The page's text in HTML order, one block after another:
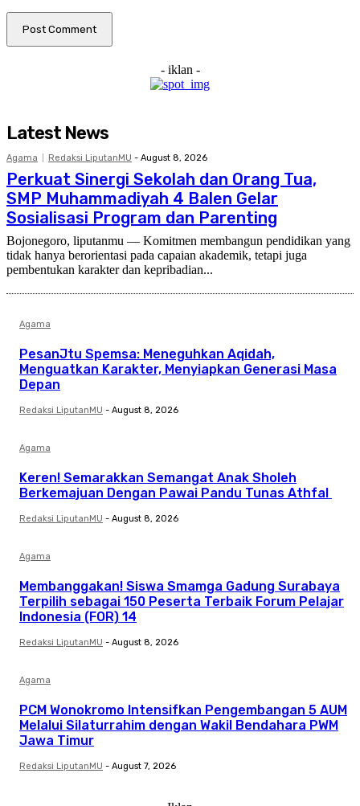
- iklan -
Latest News
Agama Redaksi LiputanMU - August 8, 2026
Perkuat Sinergi Sekolah dan Orang Tua,
SMP Muhammadiyah 4 Balen Gelar
Sosialisasi Program dan Parenting
Bojonegoro, liputanmu — Komitmen membangun pendidikan yang
tidak hanya berorientasi pada capaian akademik, tetapi juga
pembentukan karakter dan kepribadian...
Agama
PesanJtu Spemsa: Meneguhkan Aqidah,
Menguatkan Karakter, Menyiapkan Generasi Masa
Depan
Redaksi LiputanMU - August 8, 2026
Agama
Keren! Semarakkan Semangat Anak Sholeh
Berkemajuan Dengan Pawai Pandu Tunas Athfal
Redaksi LiputanMU - August 8, 2026
Agama
Membanggakan! Siswa Smamga Gadung Surabaya
Terpilih sebagai 150 Peserta Terbaik Forum Pelajar
Indonesia (FOR) 14
Redaksi LiputanMU - August 8, 2026
Agama
PCM Wonokromo Intensifkan Pengembangan 5 AUM
Melalui Silaturrahim dengan Wakil Bendahara PWM
Jawa Timur
Redaksi LiputanMU - August 7, 2026